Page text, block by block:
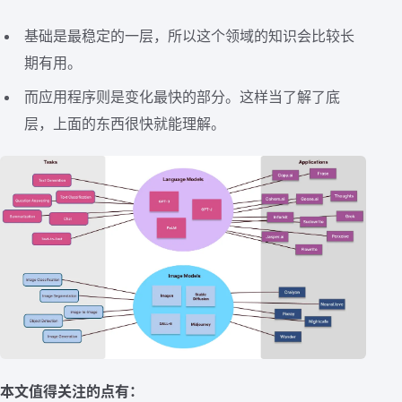
基础是最稳定的一层，所以这个领域的知识会比较长
期有用。
而应用程序则是变化最快的部分。这样当了解了底
层，上面的东西很快就能理解。
本文值得关注的点有：